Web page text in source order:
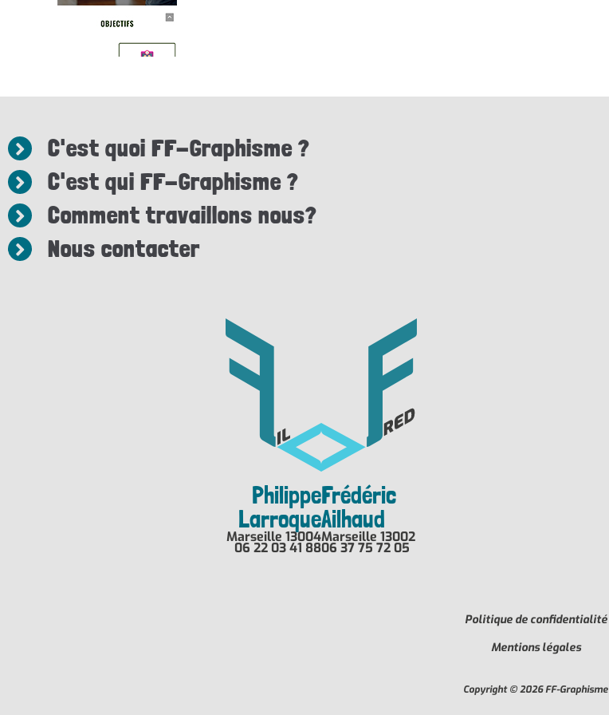
C'est quoi FF-Graphisme ?
C'est qui FF-Graphisme ?
Comment travaillons nous?
Nous contacter
Philippe
Larroque
Marseille 13004
06 22 03 41 88
Frédéric
Ailhaud
Marseille 13002
06 37 75 72 05
Politique de confidentialité
Mentions légales
Copyright © 2026 FF-Graphisme